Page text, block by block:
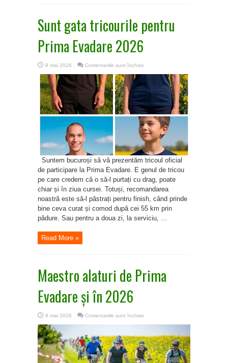
Sunt gata tricourile pentru
Prima Evadare 2026
8 mai 2026 Comentariile sunt închise
gata
pentru
Prima
Evadare
2026
Suntem bucuroși să vă prezentăm tricoul oficial
de participare la Prima Evadare. E genul de tricou
pe care credem că o să-l purtați cu drag, poate
chiar și în ziua cursei. Totuși, recomandarea
noastră este să-l păstrați pentru finish, când prinde
bine ceva curat și comod după cei 55 km prin
pădure. Sau pentru a doua zi, la serviciu, ...
Read More »
Maestro alaturi de Prima
Evadare și în 2026
8 mai 2026 Comentariile sunt închise
alaturi
Prima
Evadare
și
în
2026